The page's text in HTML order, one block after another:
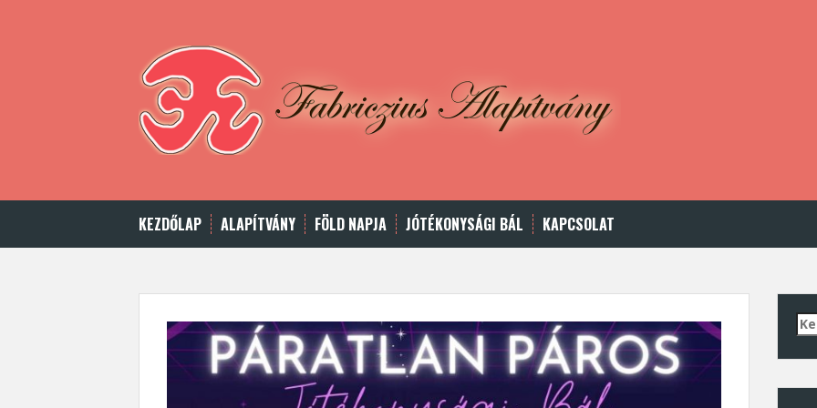
KEZDŐLAP ALAPÍTVÁNY FÖLD NAPJA JÓTÉKONYSÁGI BÁL KAPCSOLAT